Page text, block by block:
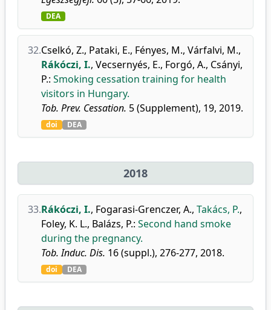
DEA
32.Cselkó, Z., Pataki, E., Fényes, M., Várfalvi, M.,
Rákóczi, I., Vecsernyés, E., Forgó, A., Csányi,
P.: Smoking cessation training for health
visitors in Hungary.
Tob. Prev. Cessation. 5 (Supplement), 19, 2019.
doi DEA
2018
33.Rákóczi, I., Fogarasi-Grenczer, A., Takács, P.,
Foley, K. L., Balázs, P.: Second hand smoke
during the pregnancy.
Tob. Induc. Dis. 16 (suppl.), 276-277, 2018.
doi DEA